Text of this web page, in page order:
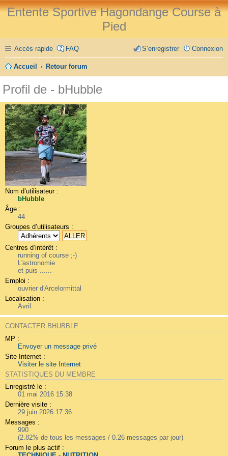
Entente Sportive Hagondange Course à
Pied
Accès rapide FAQ Connexion
S’enregistrer
Accueil Retour forum
Profil de - bHubble
Nom d’utilisateur :
bHubble
Âge :
44
Groupes d’utilisateurs :
Centres d’intérêt :
running of course ;-)
L'astronomie
et puis ......
Emploi :
ouvrier d'Arcelormittal
Localisation :
Avril
CONTACTER BHUBBLE
MP :
Envoyer un message privé
Site Internet :
Visiter le site Internet
STATISTIQUES DU MEMBRE
Enregistré le :
01 mai 2016 15:38
Dernière visite :
29 juin 2026 17:36
Messages :
990
(2.82% de tous les messages / 0.26 messages par jour)
Forum le plus actif :